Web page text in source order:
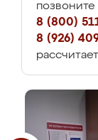
8 (800)
8 (926)